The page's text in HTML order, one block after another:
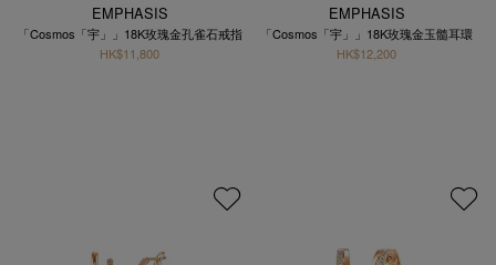
EMPHASIS
「Cosmos「宇」」18K玫瑰金孔雀石戒指
HK$11,800
EMPHASIS
「Cosmos「宇」」18K玫瑰金玉髓耳環
HK$12,200